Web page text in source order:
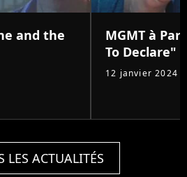
and the
MGMT à
To Declare"
12 janvier 2024
LES ACTUALITÉS